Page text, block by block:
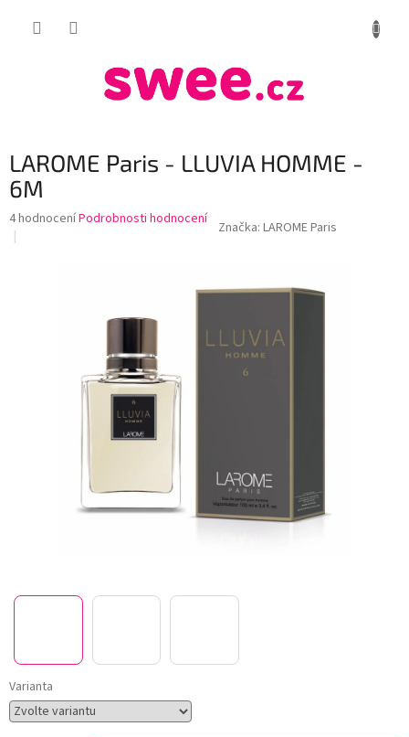
LAROME Paris - LLUVIA HOMME -
6M
Průměrné
hodnocení
4 hodnoceníPodrobnosti hodnocení Značka: LAROME Paris
Varianta